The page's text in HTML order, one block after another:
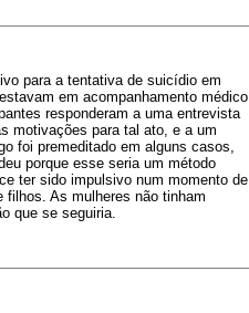
para a tentativa de suicídio em
em acompanhamento médico
responderam a uma entrevista
motivações para tal ato, e a um
foi premeditado em alguns casos,
porque esse seria um método
ter sido impulsivo num momento de
filhos. As mulheres não tinham
que se seguiria.